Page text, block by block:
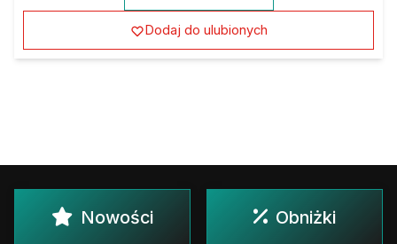
Dodaj do ulubionych
Nowości Obniżki